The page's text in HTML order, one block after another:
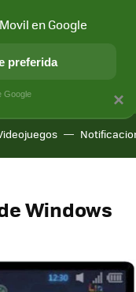
APLICACIONES
Windows
×
en Google
preferida
Google